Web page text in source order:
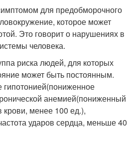
для предобморочного
которое может
Это говорит о нарушениях в
человека.
риска людей, для которых
может быть постоянным.
анемией(пониженный
крови, менее 100 ед.),
ударов сердца, меньше 40